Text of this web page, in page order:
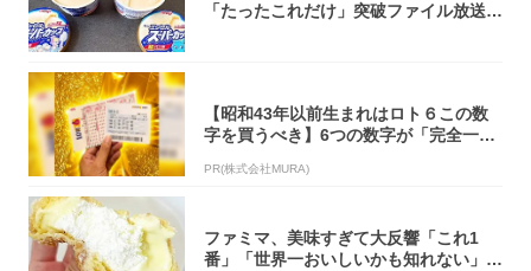
「たったこれだけ」突破ファイル放送で
【昭和43年以前生まれはロト６この数
字を買うべき】6つの数字が「完全一
PR(株式会社MURA)
ファミマ、美味すぎて大反響「これ1
番」「世界一おいしいかも知れない」